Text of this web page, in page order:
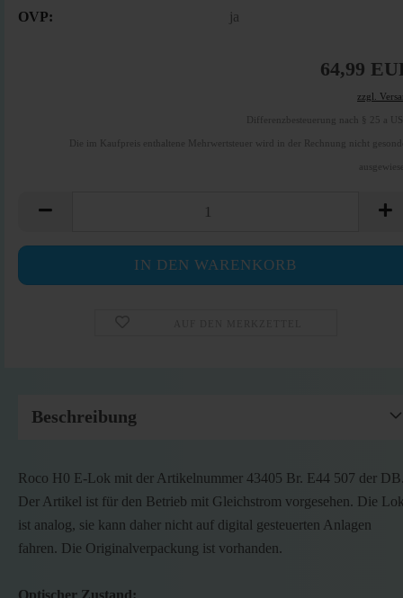
OVP:
ja
64,99
zzgl.
Differenzbesteuerung nach § 25 a
Die im Kaufpreis enthaltene Mehrwertsteuer wird in der Rechnung nicht
Beschreibung
Roco H0 E-Lok mit der Artikelnummer 43405 Br. E44 507 der
Der Artikel ist für den Betrieb mit Gleichstrom vorgesehen. Die
ist analog, sie kann daher nicht auf digital gesteuerten Anlagen
fahren. Die Originalverpackung ist vorhanden.
Optischer Zustand: